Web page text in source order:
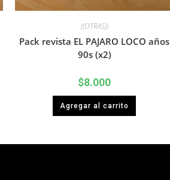
((OTRAS))
Pack revista EL PAJARO LOCO años
90s (x2)
$8.000
Agregar al carrito